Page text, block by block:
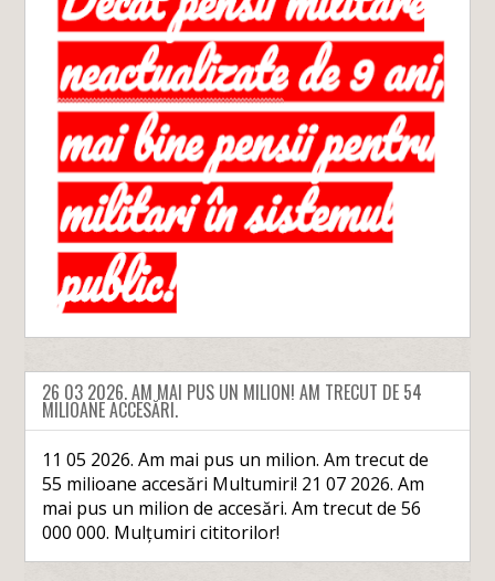
26 03 2026. AM MAI PUS UN MILION! AM TRECUT DE 54
MILIOANE ACCESĂRI.
11 05 2026. Am mai pus un milion. Am trecut de
55 milioane accesări Multumiri! 21 07 2026. Am
mai pus un milion de accesări. Am trecut de 56
000 000. Mulțumiri cititorilor!